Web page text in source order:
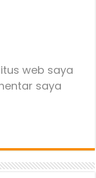
web saya
saya